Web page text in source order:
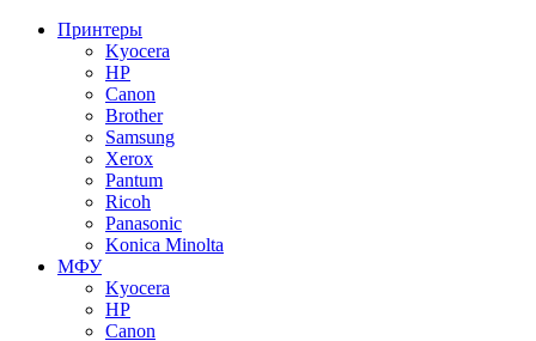
Принтеры
Kyocera
HP
Canon
Brother
Samsung
Xerox
Pantum
Ricoh
Panasonic
Konica Minolta
МФУ
Kyocera
HP
Canon